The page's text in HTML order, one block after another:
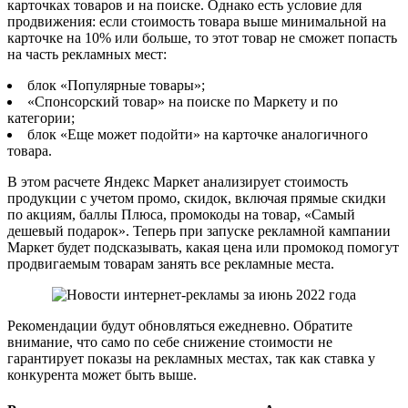
карточках товаров и на поиске. Однако есть условие для
продвижения: если стоимость товара выше минимальной на
карточке на 10% или больше, то этот товар не сможет попасть
на часть рекламных мест:
блок «Популярные товары»;
«Спонсорский товар» на поиске по Маркету и по
категории;
блок «Еще может подойти» на карточке аналогичного
товара.
В этом расчете Яндекс Маркет анализирует стоимость
продукции с учетом промо, скидок, включая прямые скидки
по акциям, баллы Плюса, промокоды на товар, «Самый
дешевый подарок». Теперь при запуске рекламной кампании
Маркет будет подсказывать, какая цена или промокод помогут
продвигаемым товарам занять все рекламные места.
Рекомендации будут обновляться ежедневно. Обратите
внимание, что само по себе снижение стоимости не
гарантирует показы на рекламных местах, так как ставка у
конкурента может быть выше.